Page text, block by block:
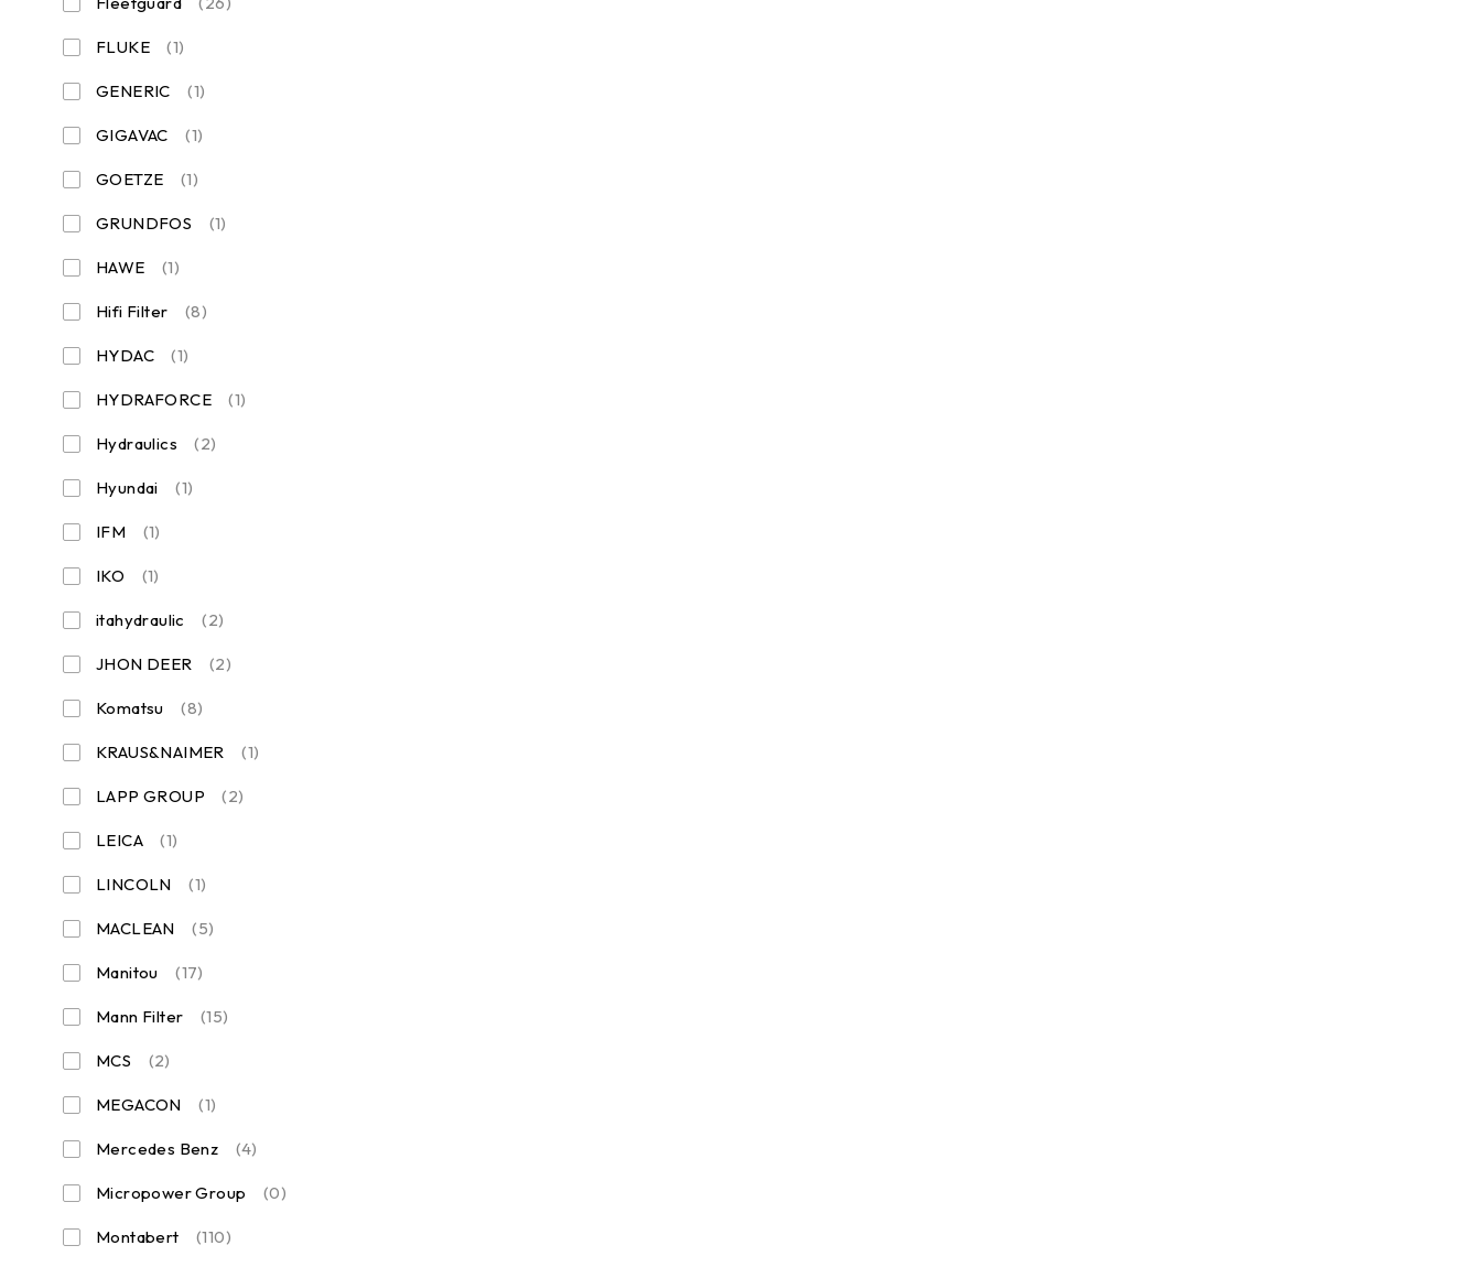
FLUKE (1)
GENERIC (1)
GIGAVAC (1)
GOETZE (1)
GRUNDFOS (1)
HAWE (1)
Hifi Filter (8)
HYDAC (1)
HYDRAFORCE (1)
Hydraulics (2)
Hyundai (1)
IFM (1)
IKO (1)
itahydraulic (2)
JHON DEER (2)
Komatsu (8)
KRAUS&NAIMER (1)
LAPP GROUP (2)
LEICA (1)
LINCOLN (1)
MACLEAN (5)
Manitou (17)
Mann Filter (15)
MCS (2)
MEGACON (1)
Mercedes Benz (4)
Micropower Group (0)
Montabert (110)